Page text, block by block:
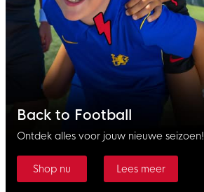
Back to Football
Ontdek alles voor jouw nieuwe seizoen!
Shop nu Lees meer